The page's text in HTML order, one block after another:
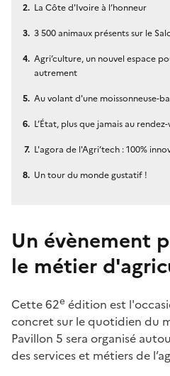
La Côte d'Ivoire à l’honneur
3 500 animaux présents sur le
Agri’culture, un nouvel espace
autrement
Au volant d'une moissonneuse-
L’État, plus que jamais au
L'agora de l'Agri’tech : 100%
Un tour du monde gustatif !
Un évènement
le métier
Cette 62e édition est
concret sur le quotidien du
Pavillon 5 sera organisé
des services et métiers de